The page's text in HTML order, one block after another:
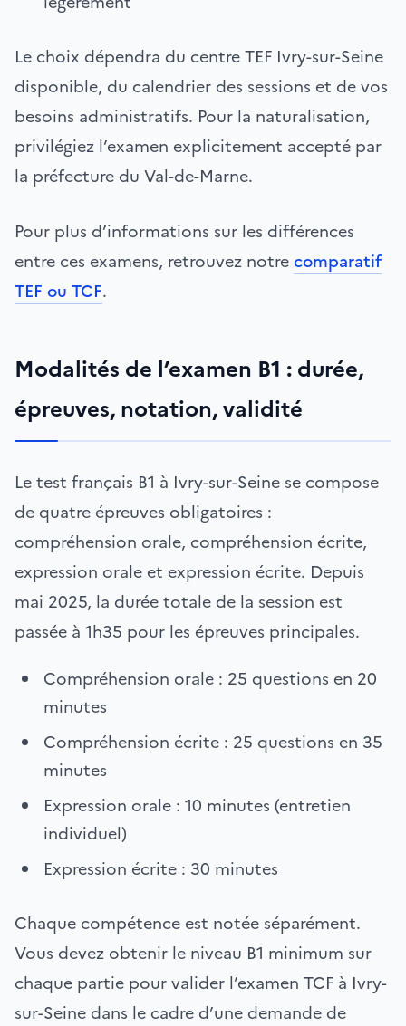
Le choix dépendra du centre TEF Ivry-sur-Seine
disponible, du calendrier des sessions et de vos
besoins administratifs. Pour la naturalisation,
privilégiez l’examen explicitement accepté par
la préfecture du Val-de-Marne.
Pour plus d’informations sur les différences
entre ces examens, retrouvez notrecomparatif
TEF ou TCF.
Modalités de l’examen B1 : durée,
épreuves, notation, validité
Le test français B1 à Ivry-sur-Seine se compose
de quatre épreuves obligatoires :
compréhension orale, compréhension écrite,
expression orale et expression écrite. Depuis
mai 2025, la durée totale de la session est
passée à 1h35 pour les épreuves principales.
Compréhension orale : 25 questions en 20
minutes
Compréhension écrite : 25 questions en 35
minutes
Expression orale : 10 minutes (entretien
individuel)
Expression écrite : 30 minutes
Chaque compétence est notée séparément.
Vous devez obtenir le niveau B1 minimum sur
chaque partie pour valider l’examen TCF à Ivry-
sur-Seine dans le cadre d’une demande de